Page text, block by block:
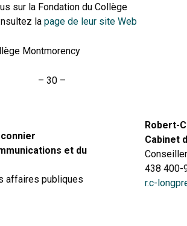
sur la Fondation du Collège
la page de leur site Web
Montmorency
– 30 –
et du
affaires publiques
Robert-
Cabinet
438 400-
r.c-